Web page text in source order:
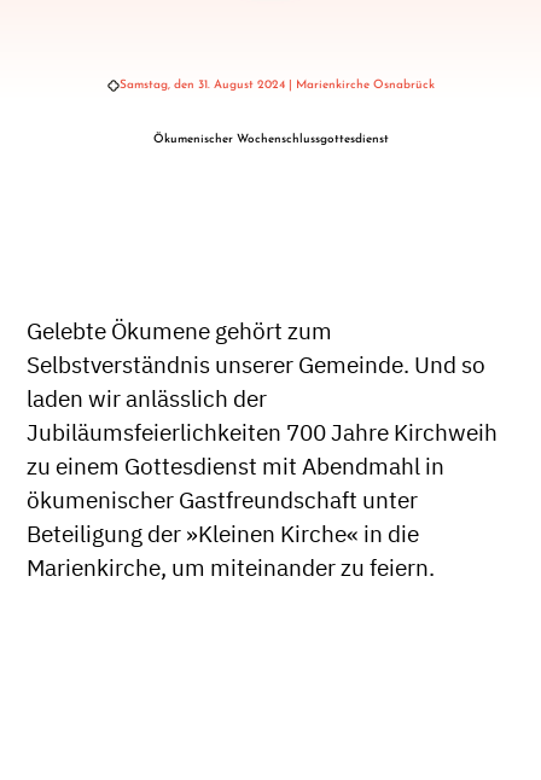
Samstag, den 31. August 2024 | Marienkirche Osnabrück
Ökumenischer Wochenschlussgottesdienst
Gelebte Ökumene gehört zum
Selbstverständnis unserer Gemeinde. Und so
laden wir anlässlich der
Jubiläumsfeierlichkeiten 700 Jahre Kirchweih
zu einem Gottesdienst mit Abendmahl in
ökumenischer Gastfreundschaft unter
Beteiligung der »Kleinen Kirche« in die
Marienkirche, um miteinander zu feiern.